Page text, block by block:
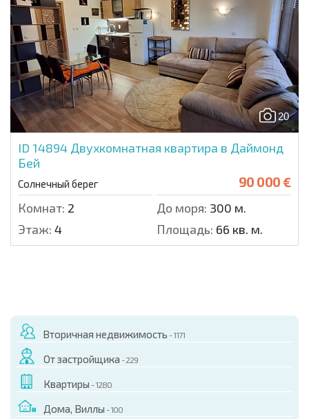
20
ID 14894 Двухкомнатная квартира в Даймонд
Бей
Солнечный берег 90 000 €
Комнат: 2 До моря: 300 м.
Этаж: 4 Площадь: 66 кв. м.
Вторичная недвижимость - 1171
От застройщика - 229
Квартиры - 1280
Дома, Виллы - 100